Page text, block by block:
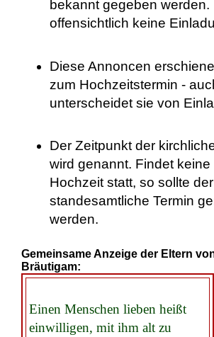
bekannt gegeben werden.
offensichtlich keine
Diese Annoncen
zum Hochzeitstermin -
unterscheidet sie von
Der Zeitpunkt der
wird genannt. Findet keine
Hochzeit statt, so sollte der
standesamtliche Termin
werden.
Gemeinsame Anzeige der Eltern
Bräutigam:
Einen Menschen lieben heißt
einwilligen, mit ihm alt zu